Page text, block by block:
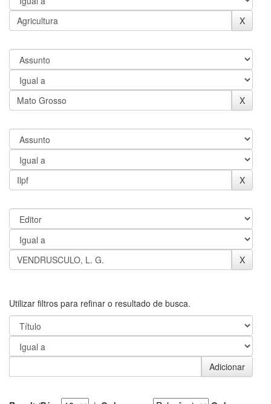
Utilizar filtros para refinar o resultado de busca.